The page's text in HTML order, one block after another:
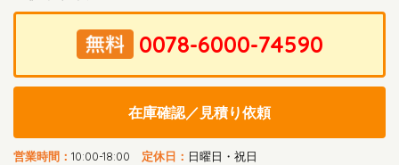
在庫確認／見積り依頼
営業時間： 10:00-18:00 定休日： 日曜日・祝日